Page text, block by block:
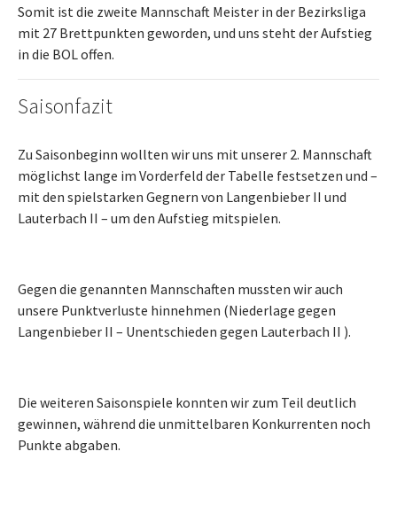
Somit ist die zweite Mannschaft Meister in der Bezirksliga
mit 27 Brettpunkten geworden, und uns steht der Aufstieg
in die BOL offen.
Saisonfazit
Zu Saisonbeginn wollten wir uns mit unserer 2. Mannschaft
möglichst lange im Vorderfeld der Tabelle festsetzen und –
mit den spielstarken Gegnern von Langenbieber II und
Lauterbach II – um den Aufstieg mitspielen.
Gegen die genannten Mannschaften mussten wir auch
unsere Punktverluste hinnehmen (Niederlage gegen
Langenbieber II – Unentschieden gegen Lauterbach II ).
Die weiteren Saisonspiele konnten wir zum Teil deutlich
gewinnen, während die unmittelbaren Konkurrenten noch
Punkte abgaben.